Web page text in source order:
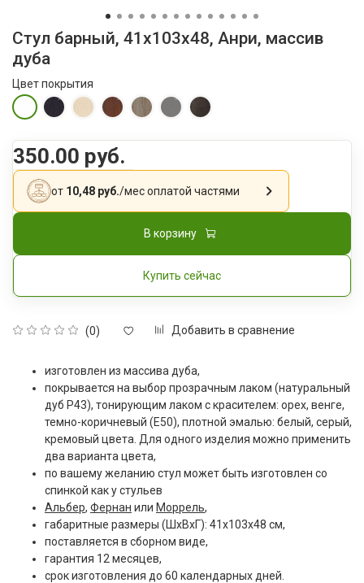
Стул барный, 41х103х48, Анри, массив
дуба
(0) Добавить в сравнение
Цвет покрытия
350.00 руб.
от 10,48 руб./месоплатой частями
В корзину
Купить сейчас
изготовлен из массива дуба,
покрывается на выбор прозрачным лаком (натуральный
дуб Р43), тонирующим лаком с красителем: орех, венге,
темно-коричневый (Е50), плотной эмалью: белый, серый,
кремовый цвета. Для одного изделия можно применить
два варианта цвета,
по вашему желанию стул может быть изготовлен со
спинкой как у стульев
Альбер, Фернан или Моррель,
габаритные размеры (ШxВxГ): 41х103х48 см,
поставляется в сборном виде,
гарантия 12 месяцев,
срок изготовления до 60 календарных дней.